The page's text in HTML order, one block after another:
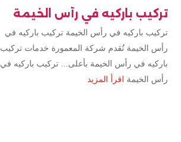
تركيب باركيه في رأس الخيمة
تركيب باركيه في رأس الخيمة تركيب باركيه في
رأس الخيمة تُقدم شركة المعمورة خدمات تركيب
باركيه في رأس الخيمة بأعلى... تركيب باركيه في
رأس الخيمة اقرأ المزيد